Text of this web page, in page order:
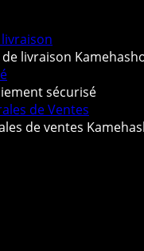
livraison
sécurisé
de Ventes
de ventes